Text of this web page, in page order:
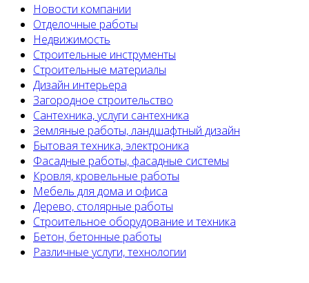
Новости компании
Отделочные работы
Недвижимость
Строительные инструменты
Строительные материалы
Дизайн интерьера
Загородное строительство
Сантехника, услуги сантехника
Земляные работы, ландшафтный дизайн
Бытовая техника, электроника
Фасадные работы, фасадные системы
Кровля, кровельные работы
Мебель для дома и офиса
Дерево, столярные работы
Строительное оборудование и техника
Бетон, бетонные работы
Различные услуги, технологии